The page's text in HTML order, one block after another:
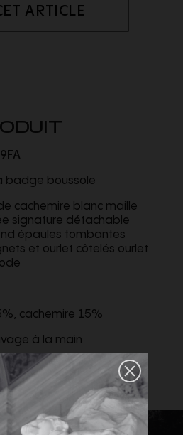
ARTICLE
badge boussole
cachemire blanc maille
signature détachable
épaules tombantes
et ourlet côtelés ourlet
cachemire 15%
à la main
m et porte une taille L